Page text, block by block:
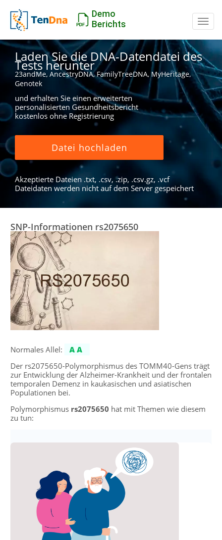
Demo
Berichts
Laden Sie die DNA-Datendatei des
Tests herunter
23andMe, AncestryDNA, FamilyTreeDNA, MyHeritage,
Genotek
und erhalten Sie einen erweiterten
personalisierten Gesundheitsbericht
kostenlos ohne Registrierung
Datei hochladen
Akzeptierte Dateien .txt, .csv, .zip, .csv.gz, .vcf
Dateidaten werden nicht auf dem Server gespeichert
SNP-Informationen rs2075650
Normales Allel:
AA
Der rs2075650-Polymorphismus des TOMM40-Gens trägt
zur Entwicklung der Alzheimer-Krankheit und der frontalen
temporalen Demenz in kaukasischen und asiatischen
Populationen bei.
Polymorphismus rs2075650 hat mit Themen wie diesem
zu tun: